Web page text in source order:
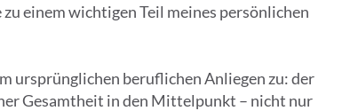
einem wichtigen Teil meines persönlichen
ursprünglichen beruflichen Anliegen zu: der
Gesamtheit in den Mittelpunkt – nicht nur